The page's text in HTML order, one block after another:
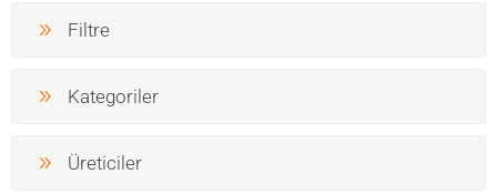
Filtre
Kategoriler
Üreticiler